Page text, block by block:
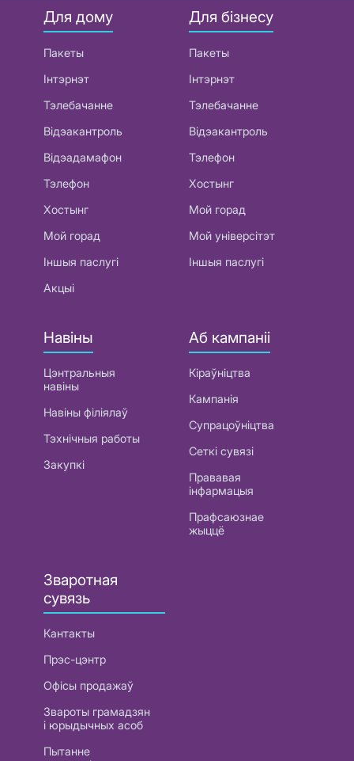
Для дому
Пакеты
Інтэрнэт
Тэлебачанне
Відэакантроль
Відэадамафон
Тэлефон
Хостынг
Мой горад
Іншыя паслугі
Акцыі
Для бізнесу
Пакеты
Інтэрнэт
Тэлебачанне
Відэакантроль
Тэлефон
Хостынг
Мой горад
Мой універсітэт
Іншыя паслугі
Навіны
Цэнтральныя
навіны
Навіны філіялаў
Тэхнічныя работы
Закупкі
Аб кампаніі
Кіраўніцтва
Кампанія
Супрацоўніцтва
Сеткі сувязі
Прававая
інфармацыя
Прафсаюзнае
жыццё
Зваротная
сувязь
Кантакты
Прэс-цэнтр
Офісы продажаў
Звароты грамадзян
і юрыдычных асоб
Пытанне